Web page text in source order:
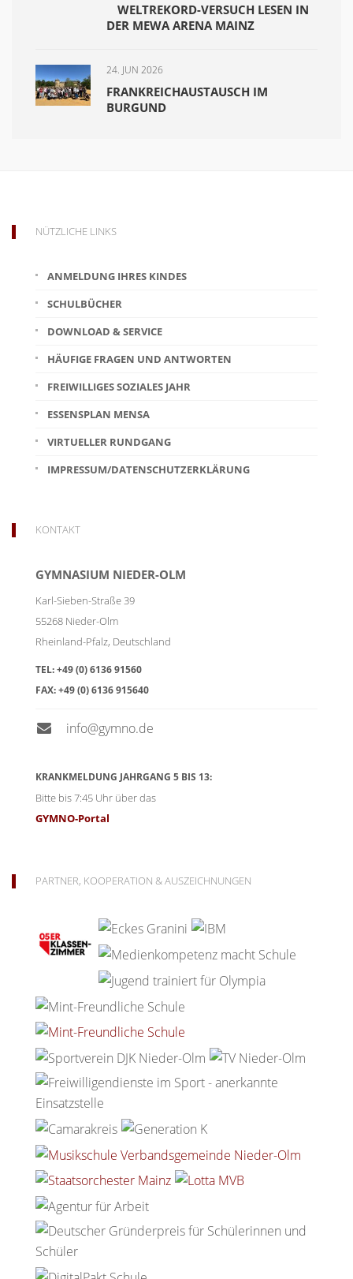
WELTREKORD-VERSUCH LESEN IN
DER MEWA ARENA MAINZ
24. JUN 2026
FRANKREICHAUSTAUSCH IM
BURGUND
NÜTZLICHE LINKS
ANMELDUNG IHRES KINDES
SCHULBÜCHER
DOWNLOAD & SERVICE
HÄUFIGE FRAGEN UND ANTWORTEN
FREIWILLIGES SOZIALES JAHR
ESSENSPLAN MENSA
VIRTUELLER RUNDGANG
IMPRESSUM/DATENSCHUTZERKLÄRUNG
KONTAKT
GYMNASIUM NIEDER-OLM
Karl-Sieben-Straße 39
55268 Nieder-Olm
Rheinland-Pfalz, Deutschland
TEL:+49 (0) 6136 91560
FAX:+49 (0) 6136 915640
info@gymno.de
KRANKMELDUNG JAHRGANG 5 BIS 13:
Bitte bis 7:45 Uhr über das
GYMNO-Portal
PARTNER, KOOPERATION & AUSZEICHNUNGEN